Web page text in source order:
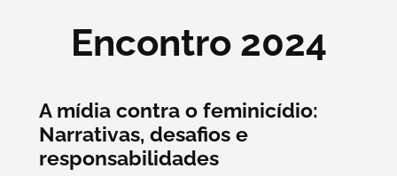
Encontro 2024
A mídia contra o feminicídio:
Narrativas, desafios e
responsabilidades